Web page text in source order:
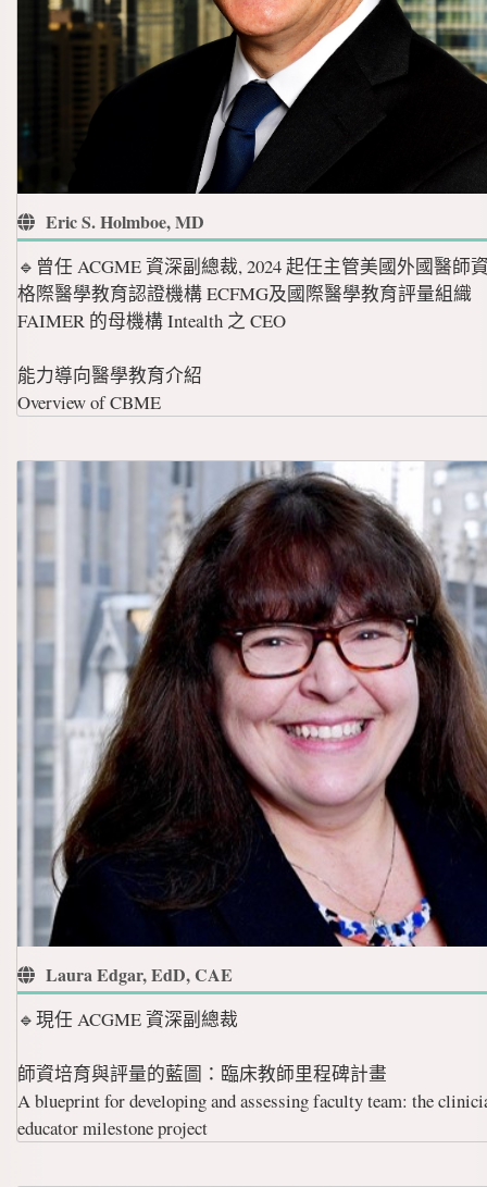
Eric S. Holmboe, MD
🔹曾任 ACGME 資深副總裁, 2024 起任主管美國外國醫師
格際醫學教育認證機構 ECFMG及國際醫學教育評量組織
FAIMER 的母機構 Intealth 之 CEO
能力導向醫學教育介紹
Overview of CBME
Laura Edgar, EdD, CAE
🔹現任 ACGME 資深副總裁
師資培育與評量的藍圖：臨床教師里程碑計畫
A blueprint for developing and assessing faculty team: the
educator milestone project